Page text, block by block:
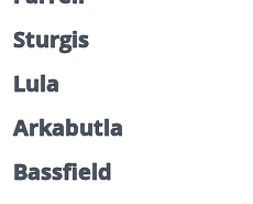
Sturgis
Lula
Arkabutla
Bassfield